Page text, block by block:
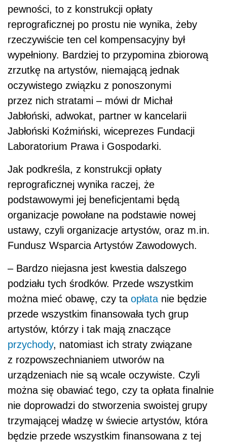
pewności, to z konstrukcji opłaty
reprograficznej po prostu nie wynika, żeby
rzeczywiście ten cel kompensacyjny był
wypełniony. Bardziej to przypomina zbiorową
zrzutkę na artystów, niemającą jednak
oczywistego związku z ponoszonymi
przez nich stratami – mówi dr Michał
Jabłoński, adwokat, partner w kancelarii
Jabłoński Koźmiński, wiceprezes Fundacji
Laboratorium Prawa i Gospodarki.
Jak podkreśla, z konstrukcji opłaty
reprograficznej wynika raczej, że
podstawowymi jej beneficjentami będą
organizacje powołane na podstawie nowej
ustawy, czyli organizacje artystów, oraz m.in.
Fundusz Wsparcia Artystów Zawodowych.
– Bardzo niejasna jest kwestia dalszego
podziału tych środków. Przede wszystkim
można mieć obawę, czy ta opłata nie będzie
przede wszystkim finansowała tych grup
artystów, którzy i tak mają znaczące
przychody, natomiast ich straty związane
z rozpowszechnianiem utworów na
urządzeniach nie są wcale oczywiste. Czyli
można się obawiać tego, czy ta opłata finalnie
nie doprowadzi do stworzenia swoistej grupy
trzymającej władzę w świecie artystów, która
będzie przede wszystkim finansowana z tej